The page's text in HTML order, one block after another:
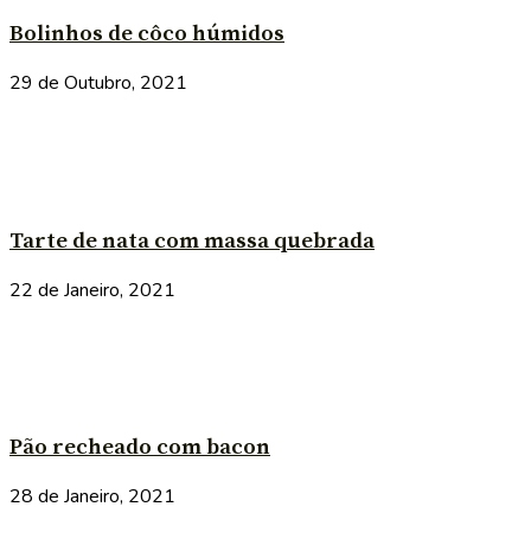
Bolinhos de côco húmidos
29 de Outubro, 2021
Tarte de nata com massa quebrada
22 de Janeiro, 2021
Pão recheado com bacon
28 de Janeiro, 2021